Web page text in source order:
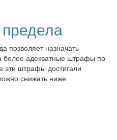
позволяет назначать
более адекватные штрафы по
эти штрафы достигали
снижать ниже